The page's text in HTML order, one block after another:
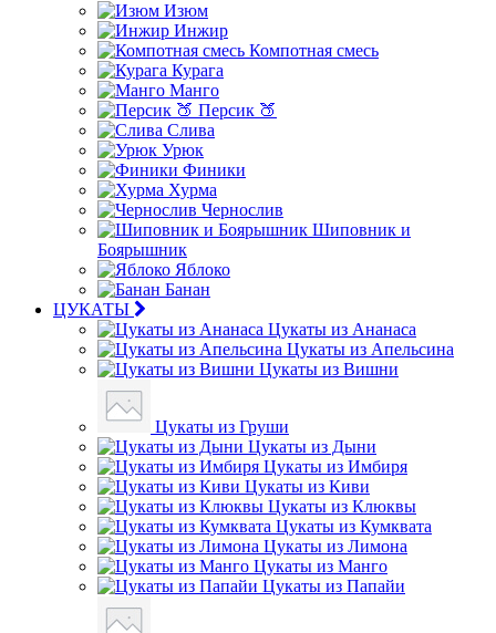
Изюм
Инжир
Компотная смесь
Курага
Манго
Персик 🍑
Слива
Урюк
Финики
Хурма
Чернослив
Шиповник и
Боярышник
Яблоко
Банан
ЦУКАТЫ
Цукаты из Ананаса
Цукаты из Апельсина
Цукаты из Вишни
Цукаты из Груши
Цукаты из Дыни
Цукаты из Имбиря
Цукаты из Киви
Цукаты из Клюквы
Цукаты из Кумквата
Цукаты из Лимона
Цукаты из Манго
Цукаты из Папайи